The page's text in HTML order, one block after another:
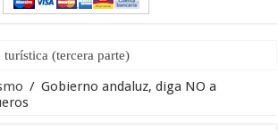
(tercera parte)
ante las próximas elecciones generales
/ Gobierno andaluz, diga NO a